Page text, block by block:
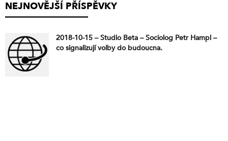
NEJNOVĚJŠÍ PŘÍSPĚVKY
2018-10-15 – Studio Beta – Sociolog Petr Hampl –
co signalizují volby do budoucna.